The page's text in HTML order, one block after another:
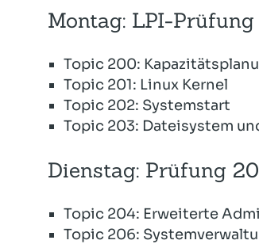
Montag: LPI-
Topic 200:
Topic 201: Linux Kernel
Topic 202: Systemstart
Topic 203: Dateisystem
Dienstag: Prüfung
Topic 204: Erweiterte
Topic 206: